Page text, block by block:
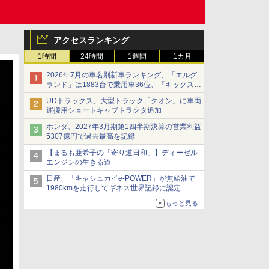
アクセスランキング
1時間 24時間 1週間 1カ月
2026年7月の車名別新車ランキング、「エルグ
ランド」は1883台で乗用車36位、「キックス」
は2591台で27位に
UDトラックス、大型トラック「クオン」に車両
運搬用ショートキャブトラクタ追加
ホンダ、2027年3月期第1四半期決算の営業利益
5307億円で過去最高を記録
【まるも亜希子の「寄り道日和」】ディーゼル
エンジンの生きる道
日産、「キャシュカイe-POWER」が無給油で
1980kmを走行してギネス世界記録に認定
もっと見る